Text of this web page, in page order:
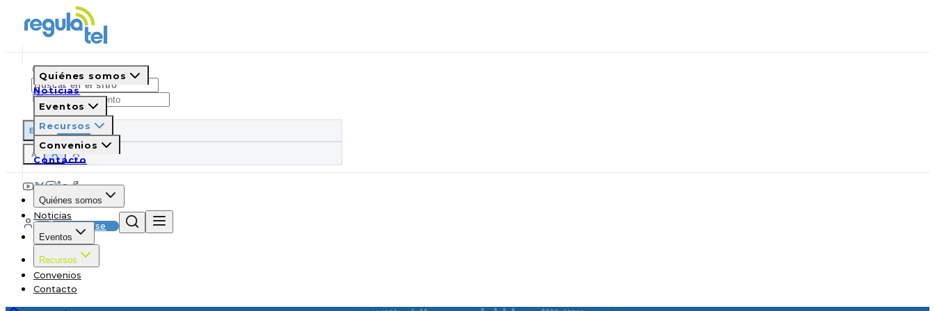
ES EN PT IT
A A A
Suscribirse
Quiénes somos
Noticias
Eventos
Recursos
Convenios
Contacto
Quiénes somos
Noticias
Eventos
Recursos
Convenios
Contacto